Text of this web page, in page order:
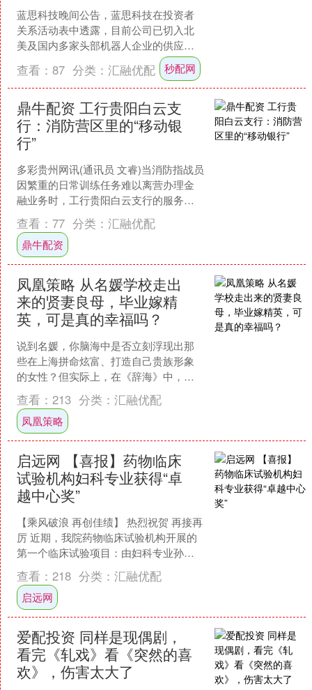
蓝思科技晚间公告，蓝思科技在投资者
关系活动表中透露，目前公司已切入北
美及国内多家头部机器人企业的供应
链，关节模组、灵巧手、结构件已批量
交付，人形机器人、四足机器....
查看： 87 分类： 汇融优配 秒配网
鼎牛配资 工行贵阳白云支
行：消防营区里的“移动银
行”
多彩贵州网讯(通讯员 文睿)当消防指战员
因繁重的日常训练任务难以离营办理金
融业务时，工行贵阳白云支行的服务触
角主动延伸到了营区一线。近日，该行
在获知贵州消防救援....
查看： 77 分类： 汇融优配
鼎牛配资
凤凰策略 从名媛学校走出
来的贤妻良母，毕业嫁精
英，可是真的幸福吗？
说到名媛，你脑海中是否立刻浮现出那
些在上海拼命炫富、打造自己贵族形象
的女性？但实际上，在《辞海》中，名
媛的定义并非如此肤浅。它的真正含义
是指来自名门的美女，简单....
查看： 213 分类： 汇融优配
凤凰策略
启远网 【喜报】药物临床
试验机构妇科专业获得“卓
越中心奖”
【乘风破浪 再创佳绩】 热烈祝贺 再接再
厉 近期，我院药物临床试验机构开展的
第一个临床试验项目：由妇科专业孙娟
主任作为主要研究者负责的“一项评估伏
欣奇拜单抗注射....
查看： 218 分类： 汇融优配
启远网
爱配投资 同样是现偶剧，
看完《轧戏》看《突然的喜
欢》，伤害太大了